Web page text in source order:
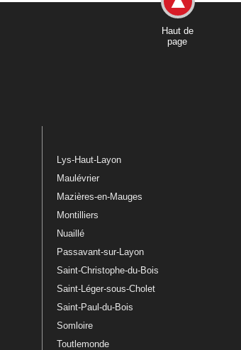
Haut de
page
Lys-Haut-Layon
Maulévrier
Mazières-en-Mauges
Montilliers
Nuaillé
Passavant-sur-Layon
Saint-Christophe-du-Bois
Saint-Léger-sous-Cholet
Saint-Paul-du-Bois
Somloire
Toutlemonde